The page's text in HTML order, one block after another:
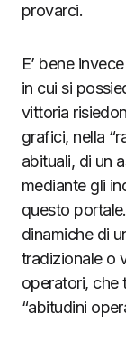
provarci.
E’ bene
in cui si
vittoria
grafici, nella
abituali, di un
mediante gli
questo
dinamiche di
tradizionale o
operatori, che
“abitudini